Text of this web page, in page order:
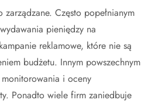
Często popełnianym
pieniędzy na
reklamowe, które nie są
budżetu. Innym powszechnym
i oceny
Ponadto wiele firm zaniedbuje